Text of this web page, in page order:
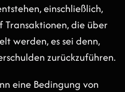
einschließlich,
die über
werden, es sei denn,
zurückzuführen.
eine Bedingung von